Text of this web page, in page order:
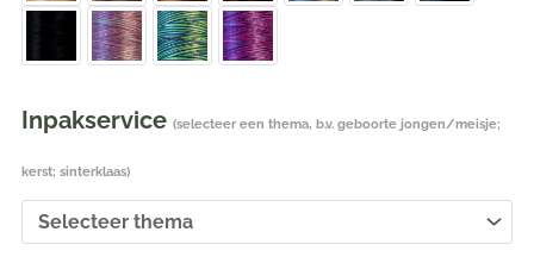
Inpakservice (selecteer een thema, b.v. geboorte jongen/meisje;
kerst; sinterklaas)